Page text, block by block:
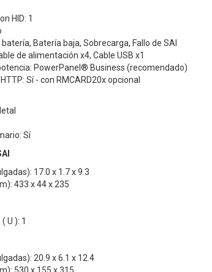
HID: 1
Batería baja, Sobrecarga, Fallo de SAI
de alimentación x4, Cable USB x1
PowerPanel® Business (recomendado)
Sí - con RMCARD20x opcional
Sí
17.0 x 1.7 x 9.3
433 x 44 x 235
U ): 1
20.9 x 6.1 x 12.4